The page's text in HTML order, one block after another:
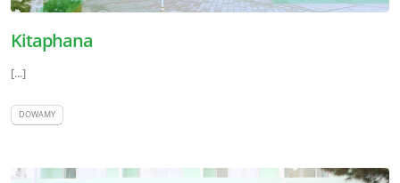
Kitaphana
[...]
DOWAMY